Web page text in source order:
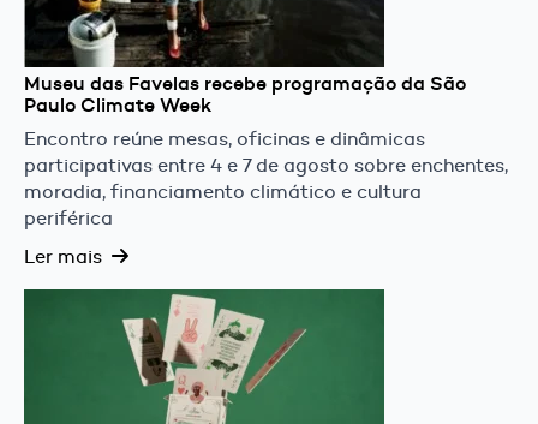
Museu das Favelas recebe programação da São
Paulo Climate Week
Encontro reúne mesas, oficinas e dinâmicas
participativas entre 4 e 7 de agosto sobre enchentes,
moradia, financiamento climático e cultura
periférica
Ler mais